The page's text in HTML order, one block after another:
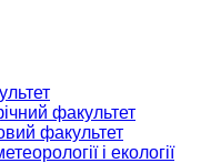
факультет
факультет
і екології